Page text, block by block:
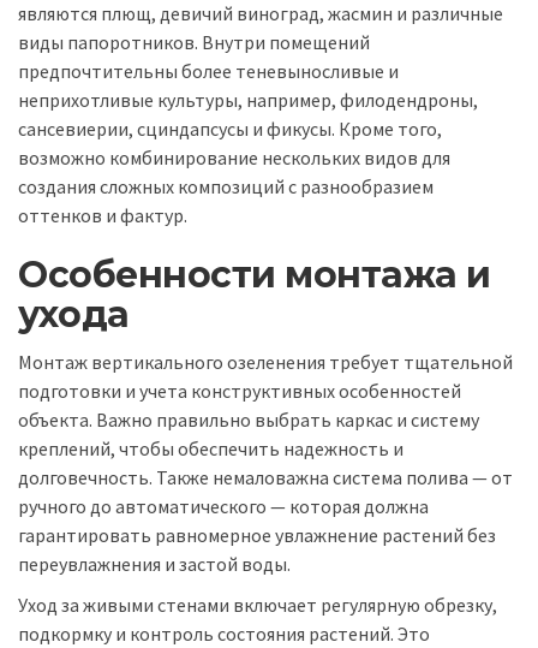
являются плющ, девичий виноград, жасмин и различные
виды папоротников. Внутри помещений
предпочтительны более теневыносливые и
неприхотливые культуры, например, филодендроны,
сансевиерии, сциндапсусы и фикусы. Кроме того,
возможно комбинирование нескольких видов для
создания сложных композиций с разнообразием
оттенков и фактур.
Особенности монтажа и
ухода
Монтаж вертикального озеленения требует тщательной
подготовки и учета конструктивных особенностей
объекта. Важно правильно выбрать каркас и систему
креплений, чтобы обеспечить надежность и
долговечность. Также немаловажна система полива — от
ручного до автоматического — которая должна
гарантировать равномерное увлажнение растений без
переувлажнения и застой воды.
Уход за живыми стенами включает регулярную обрезку,
подкормку и контроль состояния растений. Это